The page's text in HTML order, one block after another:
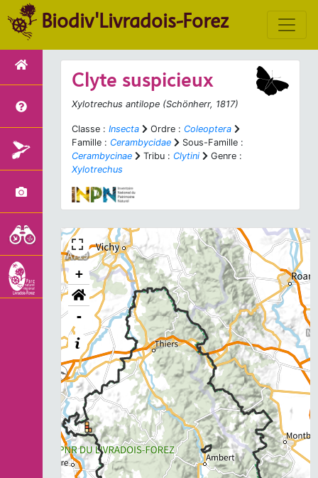
Biodiv'Livradois-Forez
Clyte suspicieux
Xylotrechus antilope (Schönherr, 1817)
Classe : Insecta Ordre : Coleoptera
Famille : Cerambycidae
Sous-Famille :
Cerambycinae
Tribu : Clytini
Genre :
Xylotrechus
+
-